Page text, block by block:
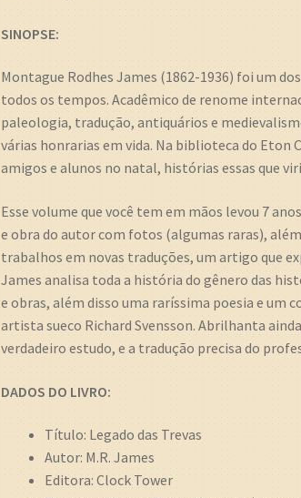
SINOPSE:
Montague Rodhes James (1862-1936) foi um
todos os tempos. Acadêmico de renome
paleologia, tradução, antiquários e
várias honrarias em vida. Na biblioteca do Eton
amigos e alunos no natal, histórias essas que
Esse volume que você tem em mãos levou 7
e obra do autor com fotos (algumas raras),
trabalhos em novas traduções, um artigo que
James analisa toda a história do gênero das
e obras, além disso uma raríssima poesia e um
artista sueco Richard Svensson. Abrilhanta
verdadeiro estudo, e a tradução precisa do
DADOS DO LIVRO:
Título: Legado das Trevas
Autor: M.R. James
Editora: Clock Tower